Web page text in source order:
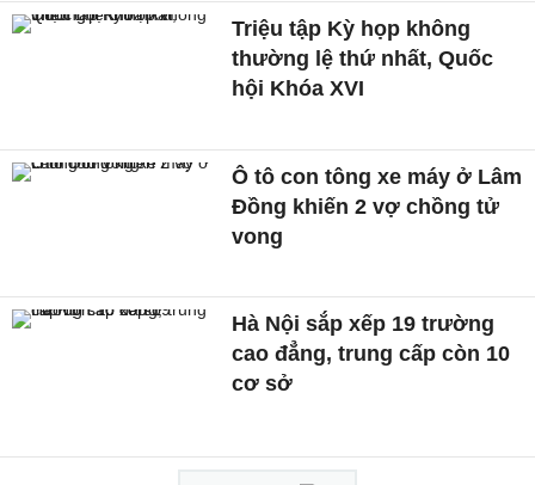
Triệu tập Kỳ họp không
thường lệ thứ nhất, Quốc
hội Khóa XVI
Ô tô con tông xe máy ở Lâm
Đồng khiến 2 vợ chồng tử
vong
Hà Nội sắp xếp 19 trường
cao đẳng, trung cấp còn 10
cơ sở